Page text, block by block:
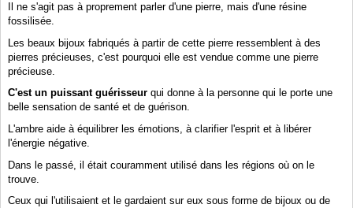
Il ne s'agit pas à proprement parler d'une pierre, mais d'une résine
fossilisée.
Les beaux bijoux fabriqués à partir de cette pierre ressemblent à des
pierres précieuses, c'est pourquoi elle est vendue comme une pierre
précieuse.
C'est un puissant guérisseurqui donne à la personne qui le porte une
belle sensation de santé et de guérison.
L'ambreaide à équilibrer les émotions, à clarifier l'esprit et à libérer
l'énergie négative.
Dans le passé, il était couramment utilisé dans les régions où on le
trouve.
Ceux qui l'utilisaient et le gardaient sur eux sous forme de bijoux ou de